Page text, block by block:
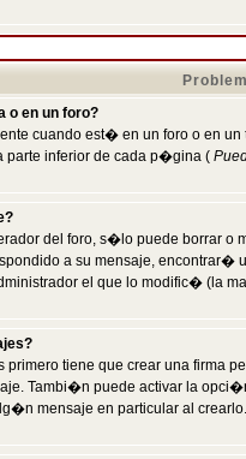
o en un foro?
cuando est� en un foro o en
parte inferior de cada p�gina (
del foro, s�lo puede borrar o
a su mensaje, encontrar�
el que lo modific� (la
primero tiene que crear una firma
Tambi�n puede activar la
mensaje en particular al crearlo.